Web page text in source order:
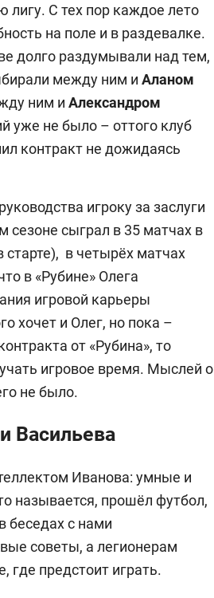
лигу. С тех пор каждое лето
на поле и в раздевалке.
долго раздумывали над тем,
между ним и Аланом
ним и Александром
уже не было – оттого клуб
контракт не дожидаясь
игроку за заслуги
сезоне сыграл в 35 матчах в
в четырёх матчах
в «Рубине» Олега
игровой карьеры
хочет и Олег, но пока –
от «Рубина», то
игровое время. Мыслей о
не было.
Васильева
Иванова: умные и
называется, прошёл футбол,
беседах с нами
советы, а легионерам
где предстоит играть.